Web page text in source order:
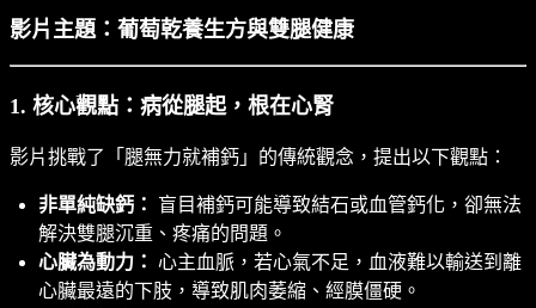
影片主題：葡萄乾養生方與雙腿健康
1. 核心觀點：病從腿起，根在心腎
影片挑戰了「腿無力就補鈣」的傳統觀念，提出以下觀點：
非單純缺鈣：
盲目補鈣可能導致結石或血管鈣化，卻無法
解決雙腿沉重、疼痛的問題。
心臟為動力： 心主血脈，若心氣不足，血液難以輸送到離
心臟最遠的下肢，導致肌肉萎縮、經膜僵硬。